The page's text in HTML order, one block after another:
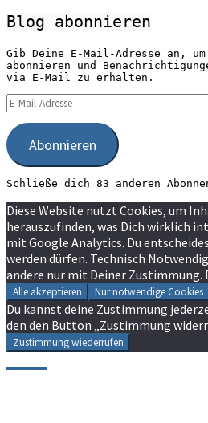
Blog abonnieren
Gib Deine E-Mail-Adresse an,
abonnieren und
via E-Mail zu erhalten.
E-
Mail-
Adresse
Abonnieren
Schließe dich 83 anderen
Diese Website nutzt Cookies, um
herauszufinden, was Dich wirklich
mit Google Analytics. Du
werden dürfen. Technisch
andere nur mit Deiner Zustimmung.
Alle akzeptieren Nur notwendige Cookies
Du kannst deine Zustimmung
den den Button „Zustimmung
Zustimmung wiederrufen